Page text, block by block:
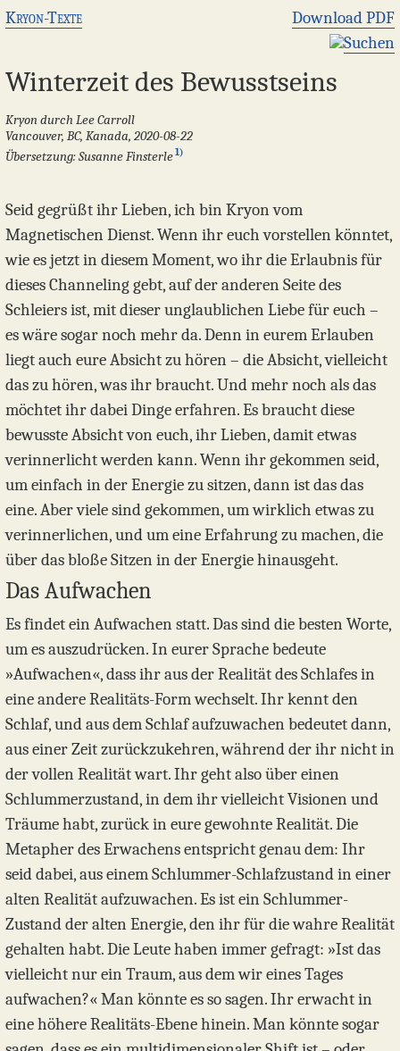
Kryon-Texte
Download PDF
Suchen
Winterzeit des Bewusstseins
Kryon durch Lee Carroll
Vancouver, BC, Kanada, 2020-08-22
Übersetzung: Susanne Finsterle1)
Seid gegrüßt ihr Lieben, ich bin Kryon vom
Magnetischen Dienst. Wenn ihr euch vorstellen könntet,
wie es jetzt in diesem Moment, wo ihr die Erlaubnis für
dieses Channeling gebt, auf der anderen Seite des
Schleiers ist, mit dieser unglaublichen Liebe für euch –
es wäre sogar noch mehr da. Denn in eurem Erlauben
liegt auch eure Absicht zu hören – die Absicht, vielleicht
das zu hören, was ihr braucht. Und mehr noch als das
möchtet ihr dabei Dinge erfahren. Es braucht diese
bewusste Absicht von euch, ihr Lieben, damit etwas
verinnerlicht werden kann. Wenn ihr gekommen seid,
um einfach in der Energie zu sitzen, dann ist das das
eine. Aber viele sind gekommen, um wirklich etwas zu
verinnerlichen, und um eine Erfahrung zu machen, die
über das bloße Sitzen in der Energie hinausgeht.
Das Aufwachen
Es findet ein Aufwachen statt. Das sind die besten Worte,
um es auszudrücken. In eurer Sprache bedeute
»Aufwachen«, dass ihr aus der Realität des Schlafes in
eine andere Realitäts-Form wechselt. Ihr kennt den
Schlaf, und aus dem Schlaf aufzuwachen bedeutet dann,
aus einer Zeit zurückzukehren, während der ihr nicht in
der vollen Realität wart. Ihr geht also über einen
Schlummerzustand, in dem ihr vielleicht Visionen und
Träume habt, zurück in eure gewohnte Realität. Die
Metapher des Erwachens entspricht genau dem: Ihr
seid dabei, aus einem Schlummer-Schlafzustand in einer
alten Realität aufzuwachen. Es ist ein Schlummer-
Zustand der alten Energie, den ihr für die wahre Realität
gehalten habt. Die Leute haben immer gefragt: »Ist das
vielleicht nur ein Traum, aus dem wir eines Tages
aufwachen?« Man könnte es so sagen. Ihr erwacht in
eine höhere Realitäts-Ebene hinein. Man könnte sogar